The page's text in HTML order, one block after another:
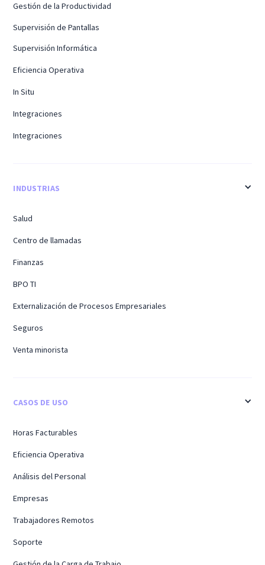
Gestión de la Productividad
Supervisión de Pantallas
Supervisión Informática
Eficiencia Operativa
In Situ
Integraciones
Integraciones
INDUSTRIAS
Salud
Centro de llamadas
Finanzas
BPO TI
Externalización de Procesos Empresariales
Seguros
Venta minorista
CASOS DE USO
Horas Facturables
Eficiencia Operativa
Análisis del Personal
Empresas
Trabajadores Remotos
Soporte